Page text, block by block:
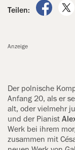
Teilen:
auf
Anzeige
Der polnische
Anfang 20, als er
alt, oder vielmehr
und der Pianist
Werk bei ihrem
zusammen mit